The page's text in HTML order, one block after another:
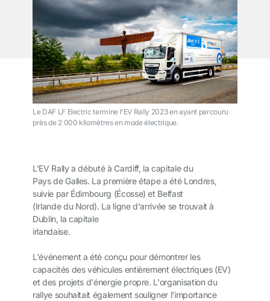
Le DAF LF Electric termine l'EV Rally 2023 en ayant parcouru
près de 2 000 kilomètres en mode électrique.
L'EV Rally a débuté à Cardiff, la capitale du
Pays de Galles. La première étape a été Londres,
suivie par Édimbourg (Écosse) et Belfast
(Irlande du Nord). La ligne d'arrivée se trouvait à
Dublin, la capitale
irlandaise.
L'événement a été conçu pour démontrer les
capacités des véhicules entièrement électriques (EV)
et des projets d'énergie propre. L'organisation du
rallye souhaitait également souligner l'importance